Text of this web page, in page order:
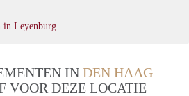
in Leyenburg
IN DEN HAAG
VOOR DEZE LOCATIE